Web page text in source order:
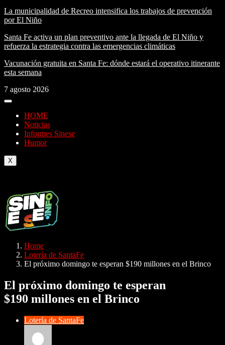
La municipalidad de Recreo intensifica los trabajos de prevención
por El Niño
Santa Fe activa un plan preventivo ante la llegada de El Niño y
refuerza la estrategia contra las emergencias climáticas
Vacunación gratuita en Santa Fe: dónde estará el operativo itinerante
esta semana
7 agosto 2026
HOME
Noticias
Informes Sinese
Humor
X
Home
Lotería de SantaFe
El próximo domingo te esperan $190 millones en el Brinco
El próximo domingo te esperan
$190 millones en el Brinco
Lotería de SantaFe